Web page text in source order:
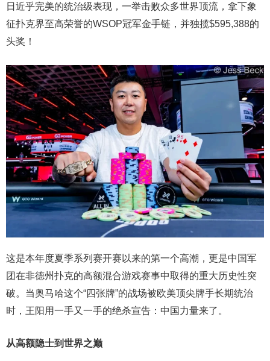
日近乎完美的统治级表现，一举击败众多世界顶流，拿下象
征扑克界至高荣誉的WSOP冠军金手链，并独揽$595,388的
头奖！
这是本年度夏季系列赛开赛以来的第一个高潮，更是中国军
团在非德州扑克的高额混合游戏赛事中取得的重大历史性突
破。当奥马哈这个“四张牌”的战场被欧美顶尖牌手长期统治
时，王阳用一手又一手的绝杀宣告：中国力量来了。
从高额隐士到世界之巅